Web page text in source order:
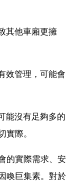
其他車廂更擁
效管理，可能會
能沒有足夠多的
實際。
的實際需求、安
喚巨集素。對於